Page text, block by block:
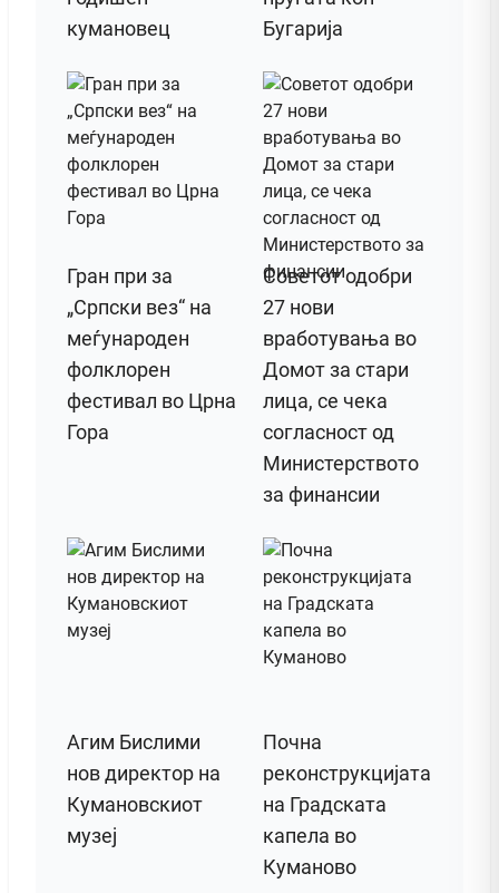
кумановец
Бугарија
Гран при за
„Српски вез“ на
меѓународен
фолклорен
фестивал во Црна
Гора
Советот одобри
27 нови
вработувања во
Домот за стари
лица, се чека
согласност од
Министерството
за финансии
Агим Бислими
нов директор на
Кумановскиот
музеј
Почна
реконструкцијата
на Градската
капела во
Куманово